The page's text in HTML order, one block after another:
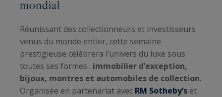
mondial
Réunissant des collectionneurs et investisseurs
venus du monde entier, cette semaine
prestigieuse célèbrera l’univers du luxe sous
toutes ses formes : immobilier d’exception,
bijoux, montres et automobiles de collection.
Organisée en partenariat avec RM Sotheby’s et